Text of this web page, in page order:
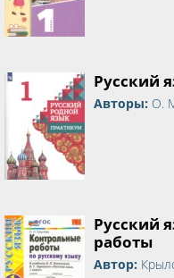
Русский
Авторы: О.
Русский
работы
Автор: